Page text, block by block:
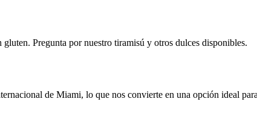
Pregunta por nuestro tiramisú y otros dulces disponibles.
de Miami, lo que nos convierte en una opción ideal